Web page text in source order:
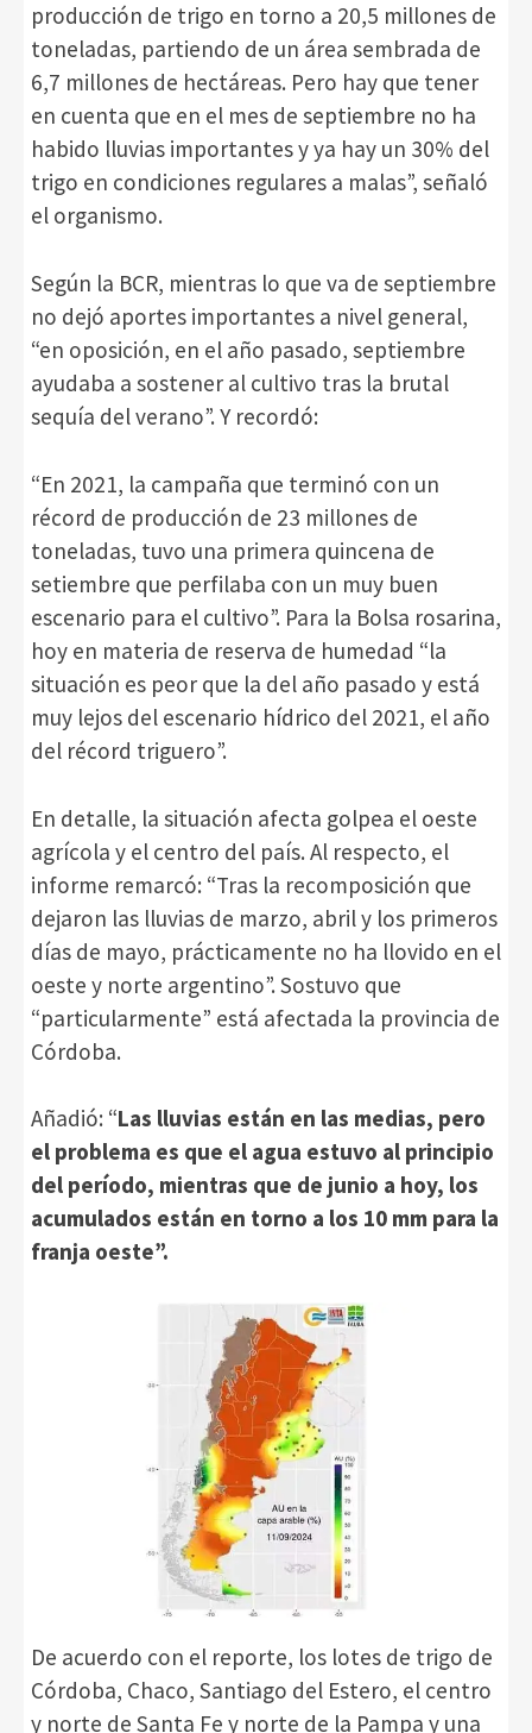
producción de trigo en torno a 20,5 millones de
toneladas, partiendo de un área sembrada de
6,7 millones de hectáreas. Pero hay que tener
en cuenta que en el mes de septiembre no ha
habido lluvias importantes y ya hay un 30% del
trigo en condiciones regulares a malas”, señaló
el organismo.
Según la BCR, mientras lo que va de septiembre
no dejó aportes importantes a nivel general,
“en oposición, en el año pasado, septiembre
ayudaba a sostener al cultivo tras la brutal
sequía del verano”. Y recordó:
“En 2021, la campaña que terminó con un
récord de producción de 23 millones de
toneladas, tuvo una primera quincena de
setiembre que perfilaba con un muy buen
escenario para el cultivo”. Para la Bolsa rosarina,
hoy en materia de reserva de humedad “la
situación es peor que la del año pasado y está
muy lejos del escenario hídrico del 2021, el año
del récord triguero”.
En detalle, la situación afecta golpea el oeste
agrícola y el centro del país. Al respecto, el
informe remarcó: “Tras la recomposición que
dejaron las lluvias de marzo, abril y los primeros
días de mayo, prácticamente no ha llovido en el
oeste y norte argentino”. Sostuvo que
“particularmente” está afectada la provincia de
Córdoba.
Añadió: “Las lluvias están en las medias, pero
el problema es que el agua estuvo al principio
del período, mientras que de junio a hoy, los
acumulados están en torno a los 10 mm para la
franja oeste”.
De acuerdo con el reporte, los lotes de trigo de
Córdoba, Chaco, Santiago del Estero, el centro
y norte de Santa Fe y norte de la Pampa y una